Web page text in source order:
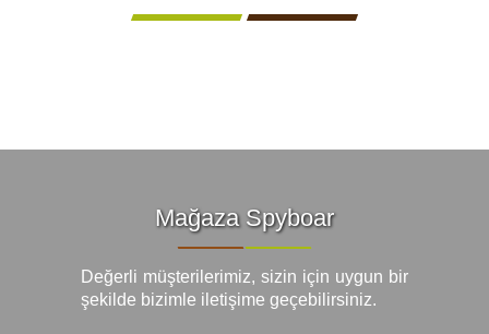
Mağaza Spyboar
Değerli müşterilerimiz, sizin için uygun bir
şekilde bizimle iletişime geçebilirsiniz.